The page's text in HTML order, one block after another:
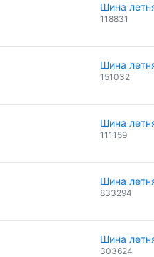
Шина
118831
Шина
151032
Шина
111159
Шина
833294
Шина
303624